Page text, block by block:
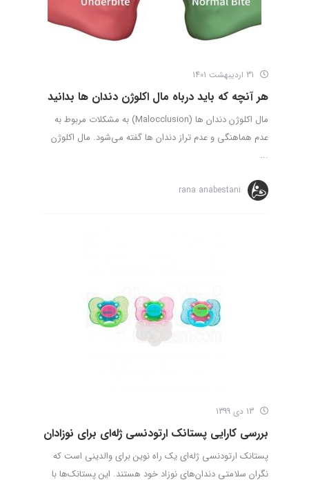
هر آنچه که باید درباه مال اکلوژن دندان ها بدانید
مال اکلوژن دندان ها (Malocclusion) به مشکلات مربوط به
عدم هماهنگی و عدم تراز دندان ها گفته می‌شود. مال اکلوژن
...
rana anabestani
بررسی کارایی پستانک ارتودنسی ژله‌ای برای نوزادان
پستانک ارتودنسی ژله‌ای یک راه نوین برای والدینی است که
نگران سلامتی دندان‌های نوزاد خود هستند. این پستانک‌ها با